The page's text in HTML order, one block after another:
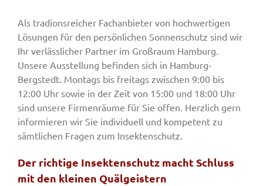
Tore
Smart Home
Team
Jobs
Kontakt
Als tradionsreicher Fachanbieter von hochwertigen
Lösungen für den persönlichen Sonnenschutz sind wir
Ihr verlässlicher Partner im Großraum Hamburg.
Unsere Ausstellung befinden sich in Hamburg-
Bergstedt. Montags bis freitags zwischen 9:00 bis
12:00 Uhr sowie in der Zeit von 15:00 und 18:00 Uhr
sind unsere Firmenräume für Sie offen. Herzlich gern
informieren wir Sie individuell und kompetent zu
sämtlichen Fragen zum Insektenschutz.
Der richtige Insektenschutz macht Schluss
mit den kleinen Quälgeistern